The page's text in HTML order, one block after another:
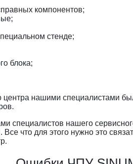
компонентов;
стенде;
блока;
центра нашими специалистами
специалистов нашего
что для этого нужно это